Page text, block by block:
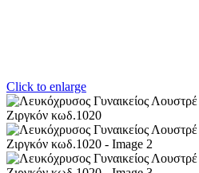
Click to enlarge